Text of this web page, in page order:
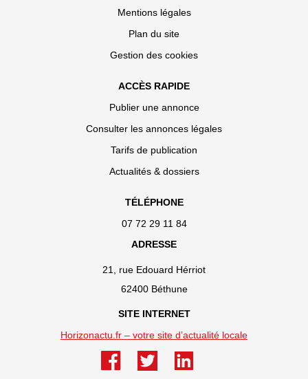
Mentions légales
Plan du site
Gestion des cookies
ACCÈS RAPIDE
Publier une annonce
Consulter les annonces légales
Tarifs de publication
Actualités & dossiers
TÉLÉPHONE
07 72 29 11 84
ADRESSE
21, rue Edouard Hérriot
62400 Béthune
SITE INTERNET
Horizonactu.fr – votre site d’actualité locale